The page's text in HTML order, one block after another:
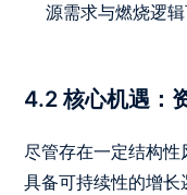
源需求与燃烧逻辑
4.2 核心机遇：
尽管存在一定结构性
具备可持续性的增长